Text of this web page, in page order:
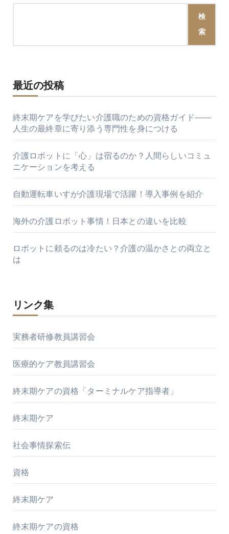
検
索
最近の投稿
終末期ケアを学びたい介護職のための資格ガイド――
人生の最終章に寄り添う専門性を身につける
介護ロボットに「心」は宿るのか？人間らしいコミュ
ニケーションを考える
自動運転車いすが介護現場で活躍！導入事例を紹介
海外の介護ロボット事情！日本との違いを比較
ロボットに頼るのは冷たい？介護の温かさとの両立と
は
リンク集
実務者研修教員講習会
医療的ケア教員講習会
終末期ケアの資格「ターミナルケア指導者」
終末期ケア
社会事情探索伝
資格
終末期ケア
終末期ケアの資格